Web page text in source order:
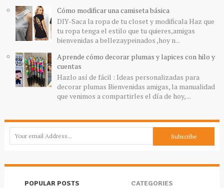
Cómo modificar una camiseta básica
DIY-Saca la ropa de tu closet y modificala Haz que
tu ropa tenga el estilo que tu quieres,amigas
bienvenidas a bellezaypeinados ,hoy n...
Aprende cómo decorar plumas y lapices con hilo y
cuentas
Hazlo así de fácil : Ideas personalizadas para
decorar plumas Bienvenidas amigas, la manualidad
que venimos a compartirles el día de hoy, ...
POPULAR POSTS CATEGORIES